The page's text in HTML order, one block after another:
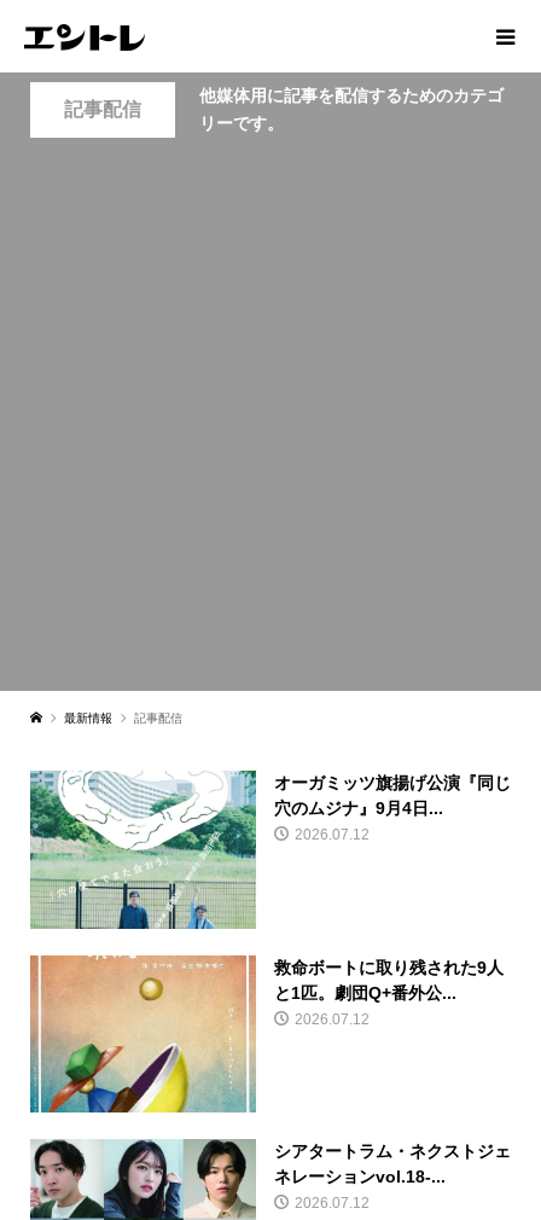
記事配信
他媒体用に記事を配信するためのカテゴ
リーです。
最新情報 記事配信
オーガミッツ旗揚げ公演『同じ
穴のムジナ』9月4日...
2026.07.12
救命ボートに取り残された9人
と1匹。劇団Q+番外公...
2026.07.12
シアタートラム・ネクストジェ
ネレーションvol.18-...
2026.07.12